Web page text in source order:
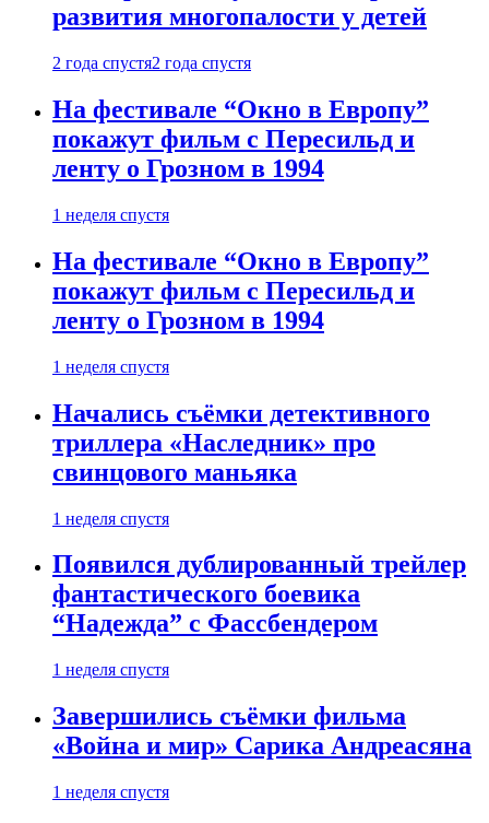
развития многопалости у детей
2 года спустя2 года спустя
На фестивале “Окно в Европу”
покажут фильм с Пересильд и
ленту о Грозном в 1994
1 неделя спустя
На фестивале “Окно в Европу”
покажут фильм с Пересильд и
ленту о Грозном в 1994
1 неделя спустя
Начались съёмки детективного
триллера «Наследник» про
свинцового маньяка
1 неделя спустя
Появился дублированный трейлер
фантастического боевика
“Надежда” с Фассбендером
1 неделя спустя
Завершились съёмки фильма
«Война и мир» Сарика Андреасяна
1 неделя спустя